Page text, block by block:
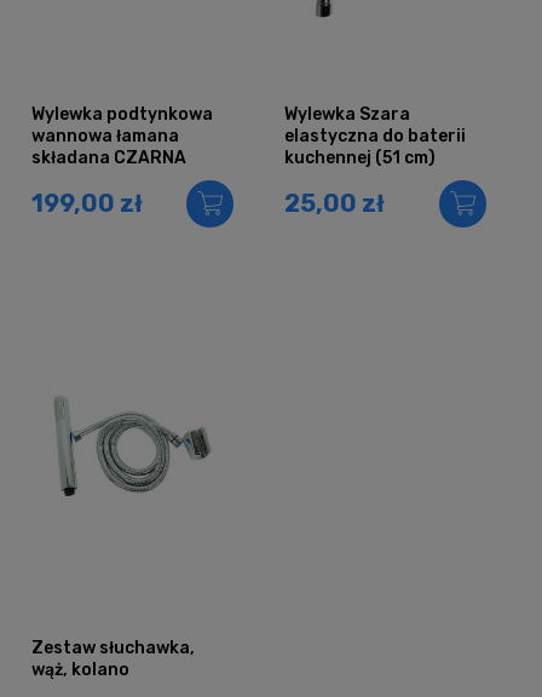
Wylewka podtynkowa
wannowa łamana
składana CZARNA
199,00 zł
Wylewka Szara
elastyczna do baterii
kuchennej (51 cm)
25,00 zł
Zestaw słuchawka,
wąż, kolano